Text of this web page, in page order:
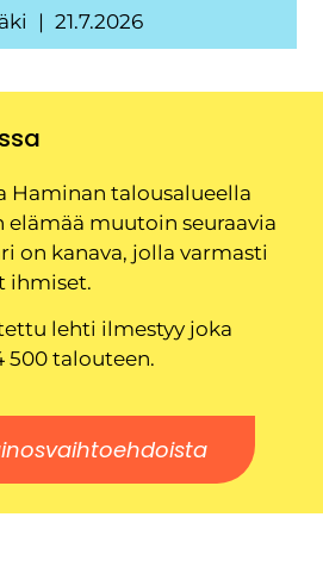
21.7.2026
Haminan talousalueella
elämää muutoin seuraavia
on kanava, jolla varmasti
ihmiset.
lehti ilmestyy joka
500 talouteen.